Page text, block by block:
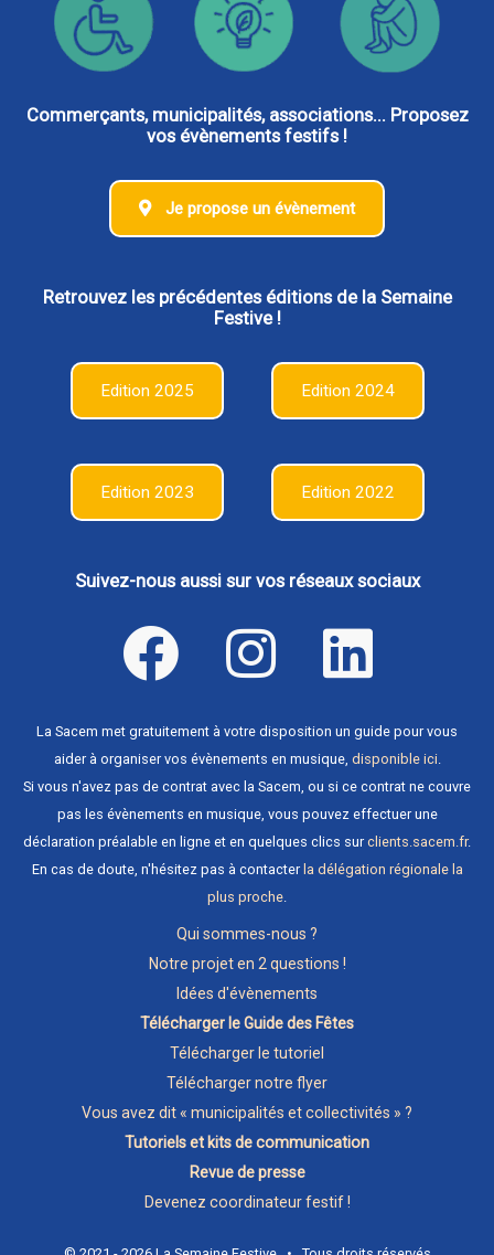
Commerçants, municipalités, associations... Proposez
vos évènements festifs !
Je propose un évènement
Retrouvez les précédentes éditions de la Semaine
Festive !
Edition 2025 Edition 2024
Edition 2023 Edition 2022
Suivez-nous aussi sur vos réseaux sociaux
La Sacem met gratuitement à votre disposition un guide pour vous
aider à organiser vos évènements en musique, disponible ici.
Si vous n'avez pas de contrat avec la Sacem, ou si ce contrat ne couvre
pas les évènements en musique, vous pouvez effectuer une
déclaration préalable en ligne et en quelques clics surclients.sacem.fr.
En cas de doute, n'hésitez pas à contacter la délégation régionale la
plus proche
Qui sommes-nous ?
Notre projet en 2 questions !
Idées d'évènements
Télécharger le Guide des Fêtes
Télécharger le tutoriel
Télécharger notre flyer
Vous avez dit « municipalités et collectivités » ?
Tutoriels et kits de communication
Revue de presse
Devenez coordinateur festif !